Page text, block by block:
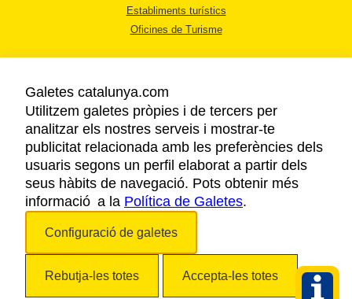
Establiments turístics
Oficines de Turisme
AVÍS LEGAL
POLÍTICA DE PRIVACITAT
COOKIES
ACCESSIBILITAT
Galetes catalunya.com
Utilitzem galetes pròpies i de tercers per
analitzar els nostres serveis i mostrar-te
publicitat relacionada amb les preferències dels
usuaris segons un perfil elaborat a partir dels
seus hàbits de navegació. Pots obtenir més
informació a la Política de Galetes.
Configuració de galetes
Rebutja-les totes Accepta-les totes